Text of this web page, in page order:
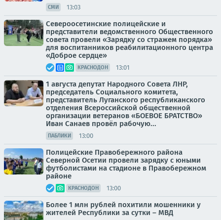
СМИ 13:03
Североосетинские полицейские и
представители ведомственного Общественного
совета провели «Зарядку со стражем порядка»
для воспитанников реабилитационного центра
«Доброе сердце»
КРАСНОДОН 13:01
1 августа депутат Народного Совета ЛНР,
председатель Социального комитета,
представитель Луганского республиканского
отделения Всероссийской общественной
организации ветеранов «БОЕВОЕ БРАТСТВО»
Иван Санаев провёл рабочую...
ПАБЛИКИ 13:00
Полицейские Правобережного района
Северной Осетии провели зарядку с юными
футболистами на стадионе в Правобережном
районе
КРАСНОДОН 13:00
Более 1 млн рублей похитили мошенники у
жителей Республики за сутки – МВД